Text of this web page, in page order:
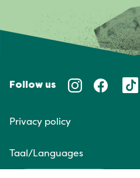
Follow us
Privacy policy
Taal/Languages